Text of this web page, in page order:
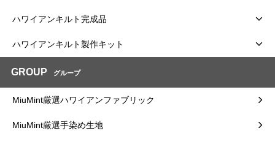
ハワイアンキルト完成品
ハワイアンキルト製作キット
GROUP グループ
MiuMint厳選ハワイアンファブリック
MiuMint厳選手染め生地